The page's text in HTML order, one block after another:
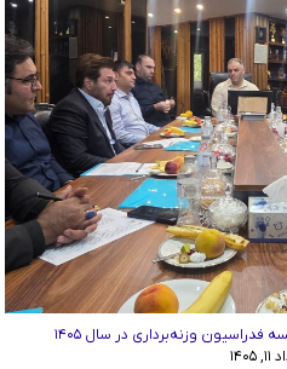
وزنه‌برداری در سال ۱۴۰۵